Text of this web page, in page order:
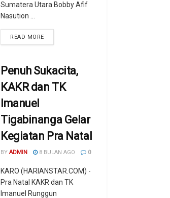
Sumatera Utara Bobby Afif
Nasution ...
READ MORE
Penuh Sukacita,
KAKR dan TK
Imanuel
Tigabinanga Gelar
Kegiatan Pra Natal
BY ADMIN 8 BULAN AGO 0
KARO (HARIANSTAR.COM) -
Pra Natal KAKR dan TK
Imanuel Runggun